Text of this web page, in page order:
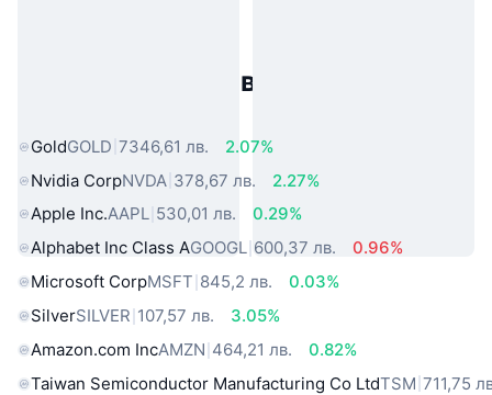
Популярни активи от реалния
GoldGOLD 7346,61 лв.
2.07%
Nvidia CorpNVDA 378,67 лв.
2.27%
Apple Inc.AAPL 530,01 лв.
0.29%
Alphabet Inc Class AGOOGL 600,37 лв.
0.96%
Microsoft CorpMSFT 845,2 лв.
0.03%
SilverSILVER 107,57 лв.
3.05%
Amazon.com IncAMZN 464,21 лв.
0.82%
Taiwan Semiconductor Manufacturing Co LtdTSM 711,75